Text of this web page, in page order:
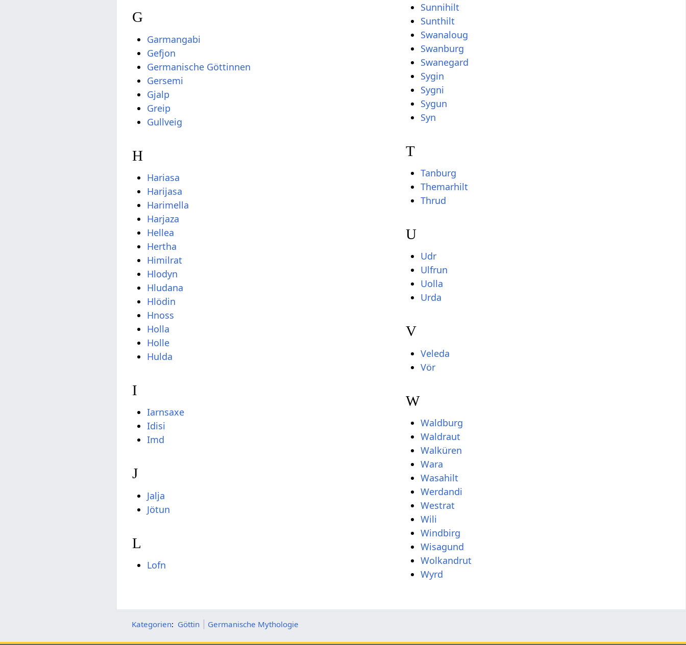
G
Garmangabi
Gefjon
Germanische Göttinnen
Gersemi
Gjalp
Greip
Gullveig
H
Hariasa
Harijasa
Harimella
Harjaza
Hellea
Hertha
Himilrat
Hlodyn
Hludana
Hlödin
Hnoss
Holla
Holle
Hulda
I
Iarnsaxe
Idisi
Imd
J
Jalja
Jötun
L
Lofn
Sunnihilt
Sunthilt
Swanaloug
Swanburg
Swanegard
Sygin
Sygni
Sygun
Syn
T
Tanburg
Themarhilt
Thrud
U
Udr
Ulfrun
Uolla
Urda
V
Veleda
Vör
W
Waldburg
Waldraut
Walküren
Wara
Wasahilt
Werdandi
Westrat
Wili
Windbirg
Wisagund
Wolkandrut
Wyrd
Kategorien: Göttin Germanische Mythologie